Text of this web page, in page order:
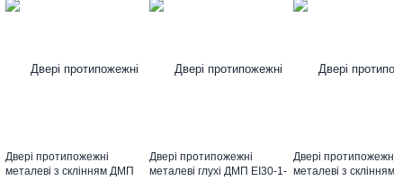
Двері протипожежні
металеві з склінням ДМП
Двері протипожежні
металеві глухі ДМП ЕІ30-1-
Двері
металеві з